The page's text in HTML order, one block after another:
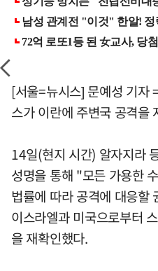
[서울=뉴시스] 문예성 기자
스가 이란에 주변국 공격을
14일(현지 시간) 알자지라
성명을 통해 "모든 가용한
법률에 따라 공격에 대응할
이스라엘과 미국으로부터
을 재확인했다.